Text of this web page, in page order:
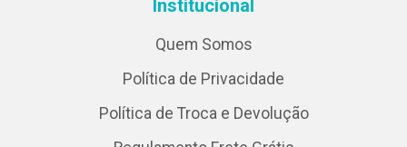
Institucional
Quem Somos
Política de Privacidade
Política de Troca e Devolução